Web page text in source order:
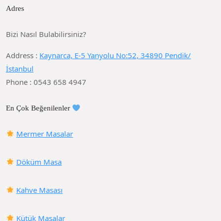
Adres
Bizi Nasıl Bulabilirsiniz?
Address : Kaynarca, E-5 Yanyolu No:52, 34890 Pendik/
İstanbul
Phone : 0543 658 4947
En Çok Beğenilenler
Mermer Masalar
Döküm Masa
Kahve Masası
Kütük Masalar